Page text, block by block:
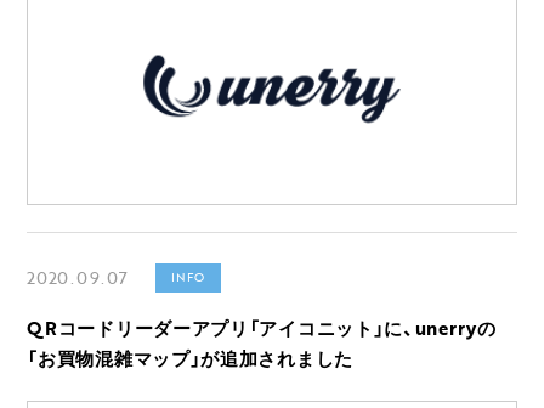
2020.09.07 INFO
QRコードリーダーアプリ「アイコニット」に、unerryの
「お買物混雑マップ」が追加されました